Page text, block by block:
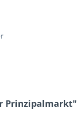
Prinzipalmarkt"